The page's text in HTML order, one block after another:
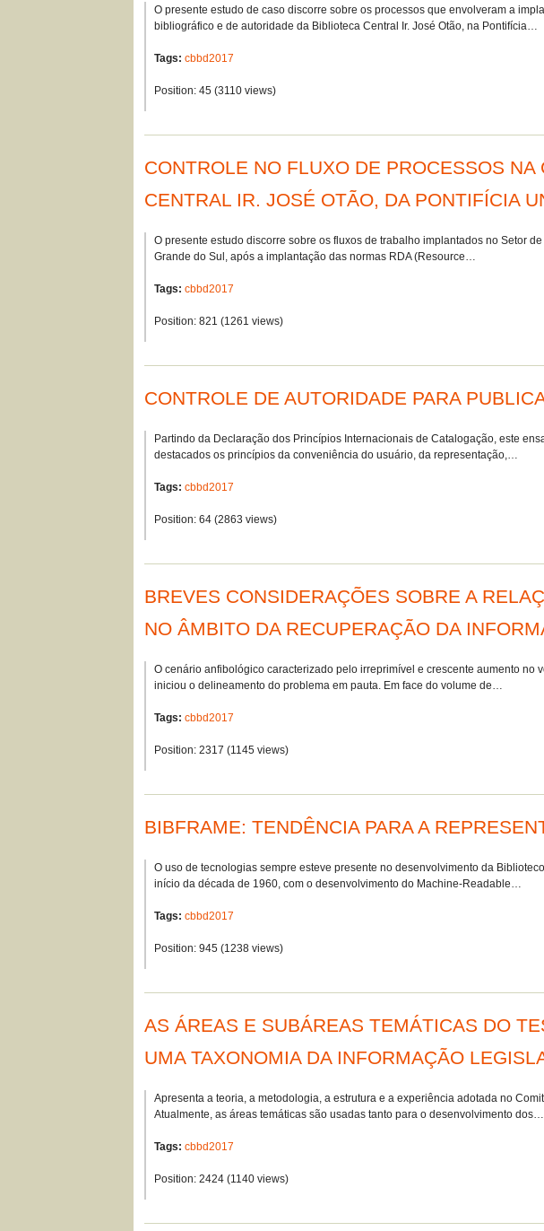
O presente estudo de caso discorre sobre os processos que envolveram a
bibliográfico e de autoridade da Biblioteca Central Ir. José Otão, na Pontifícia…
Tags: cbbd2017
Position:45 (3110 views)
CONTROLE NO FLUXO DE PROCESSOS
CENTRAL IR. JOSÉ OTÃO, DA PONTIFÍCIA
O presente estudo discorre sobre os fluxos de trabalho implantados no Setor
Grande do Sul, após a implantação das normas RDA (Resource…
Tags: cbbd2017
Position:821 (1261 views)
CONTROLE DE AUTORIDADE PARA
Partindo da Declaração dos Princípios Internacionais de Catalogação, este
destacados os princípios da conveniência do usuário, da representação,…
Tags: cbbd2017
Position:64 (2863 views)
BREVES CONSIDERAÇÕES SOBRE A
NO ÂMBITO DA RECUPERAÇÃO DA
O cenário anfibológico caracterizado pelo irreprimível e crescente aumento
iniciou o delineamento do problema em pauta. Em face do volume de…
Tags: cbbd2017
Position:2317 (1145 views)
BIBFRAME: TENDÊNCIA PARA A
O uso de tecnologias sempre esteve presente no desenvolvimento da
início da década de 1960, com o desenvolvimento do Machine-Readable…
Tags: cbbd2017
Position:945 (1238 views)
AS ÁREAS E SUBÁREAS TEMÁTICAS DO
UMA TAXONOMIA DA INFORMAÇÃO
Apresenta a teoria, a metodologia, a estrutura e a experiência adotada no
Atualmente, as áreas temáticas são usadas tanto para o desenvolvimento dos…
Tags: cbbd2017
Position:2424 (1140 views)